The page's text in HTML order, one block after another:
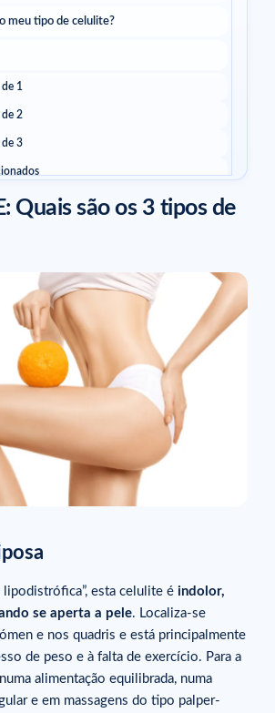
meu tipo de celulite?
1
de 2
de 3
Quais são os 3 tipos de
lipodistrófica”, esta celulite é indolor,
se aperta a pele. Localiza-se
e nos quadris e está principalmente
de peso e à falta de exercício. Para a
alimentação equilibrada, numa
e em massagens do tipo palper-